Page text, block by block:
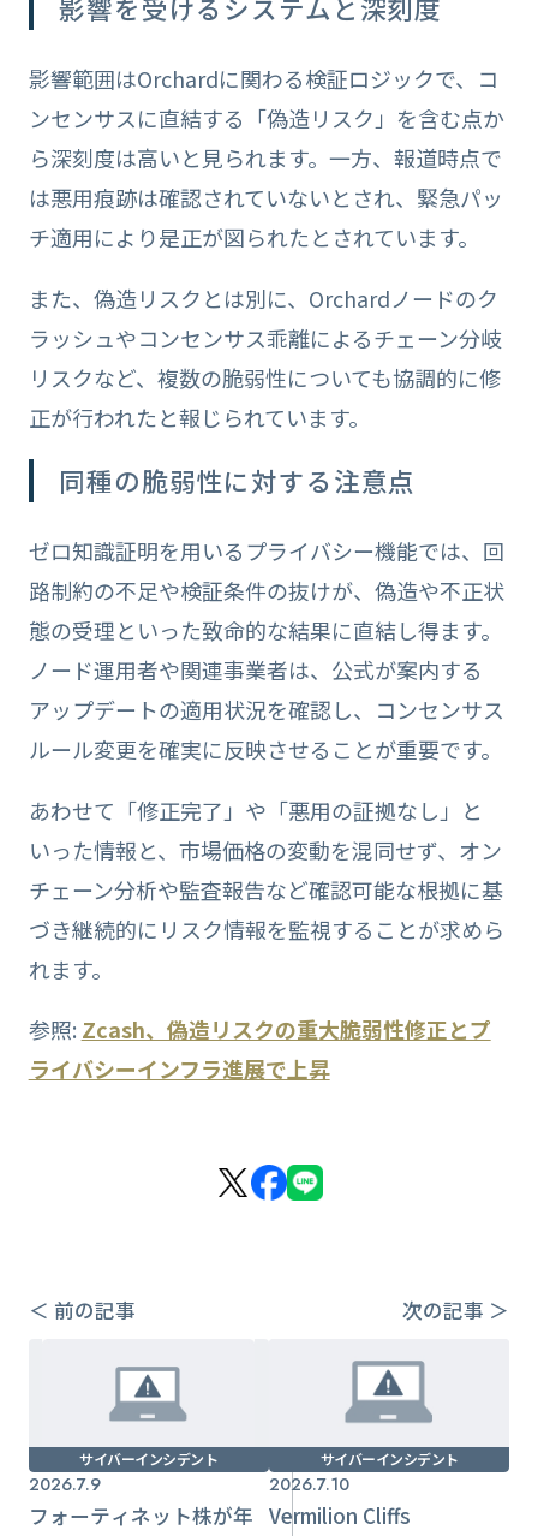
影響を受けるシステムと深刻度
影響範囲はOrchardに関わる検証ロジックで、コ
ンセンサスに直結する「偽造リスク」を含む点か
ら深刻度は高いと見られます。一方、報道時点で
は悪用痕跡は確認されていないとされ、緊急パッ
チ適用により是正が図られたとされています。
また、偽造リスクとは別に、Orchardノードのク
ラッシュやコンセンサス乖離によるチェーン分岐
リスクなど、複数の脆弱性についても協調的に修
正が行われたと報じられています。
同種の脆弱性に対する注意点
ゼロ知識証明を用いるプライバシー機能では、回
路制約の不足や検証条件の抜けが、偽造や不正状
態の受理といった致命的な結果に直結し得ます。
ノード運用者や関連事業者は、公式が案内する
アップデートの適用状況を確認し、コンセンサス
ルール変更を確実に反映させることが重要です。
あわせて「修正完了」や「悪用の証拠なし」と
いった情報と、市場価格の変動を混同せず、オン
チェーン分析や監査報告など確認可能な根拠に基
づき継続的にリスク情報を監視することが求めら
れます。
参照: Zcash、偽造リスクの重大脆弱性修正とプ
ライバシーインフラ進展で上昇
＜ 前の記事 次の記事 ＞
サイバーインシデント
2026.7.9
フォーティネット株が年
サイバーインシデント
2026.7.10
Vermilion Cliffs